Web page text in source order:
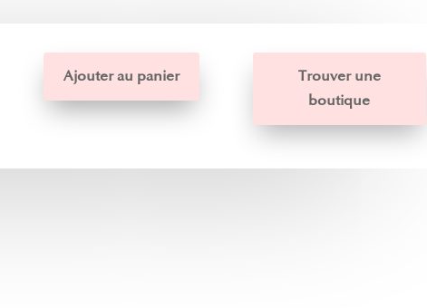
Ajouter au panier
Trouver une
boutique